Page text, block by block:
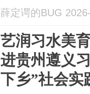
薛定谔的BUG
艺润习水美
进贵州遵义
下乡”社会实